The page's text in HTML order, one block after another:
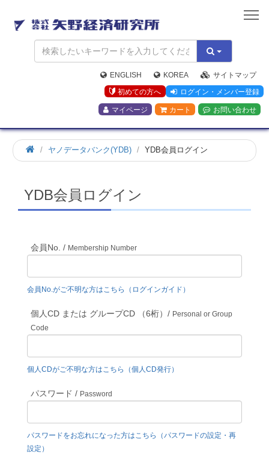
矢
野
経
済
研
究
所
ENGLISH KOREA
サイトマップ
初めての方へ
ログイン・メンバー登録
マイページ カート お問い合わせ
ホ
ー
ヤノデータバンク(YDB) YDB会員ログイン
YDB会員ログイン
会員No. / Membership Number
会員No.がご不明な方はこちら（ログインガイド）
個人CD または グループCD （6桁）/ Personal or Group
Code
個人CDがご不明な方はこちら（個人CD発行）
パスワード / Password
パスワードをお忘れになった方はこちら（パスワードの設定・再
設定）